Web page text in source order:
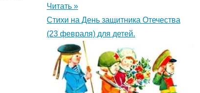
Читать »
Стихи на День защитника Отечества
(23 февраля) для детей.